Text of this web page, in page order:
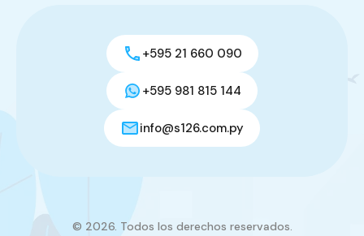
+595 21 660 090
+595 981 815 144
info@s126.com.py
© 2026. Todos los derechos reservados.